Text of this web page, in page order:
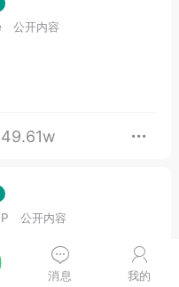
消息 我的
公开内容
公开内容